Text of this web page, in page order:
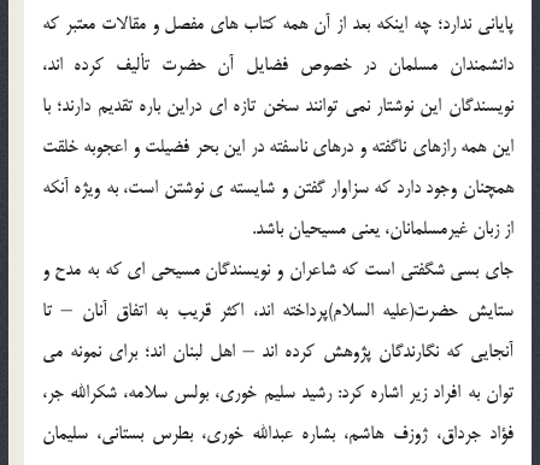
پایانی ندارد؛ چه اینکه بعد از آن همه کتاب های مفصل و مقالات معتبر که
دانشمندان مسلمان در خصوص فضایل آن حضرت تألیف کرده اند،
نویسندگان این نوشتار نمی توانند سخن تازه ای دراین باره تقدیم دارند؛ با
این همه رازهای ناگفته و درهای ناسفته در این بحر فضیلت و اعجوبه خلقت
همچنان وجود دارد که سزاوار گفتن و شایسته ی نوشتن است، به ویژه آنکه
از زبان غیرمسلمانان، یعنی مسیحیان باشد.
جای بسی شگفتی است که شاعران و نویسندگان مسیحی ای که به مدح و
ستایش حضرت(علیه السلام)پرداخته اند، اکثر قریب به اتفاق آنان – تا
آنجایی که نگارندگان پژوهش کرده اند – اهل لبنان اند؛ برای نمونه می
توان به افراد زیر اشاره کرد: رشید سلیم خوری، بولس سلامه، شکرالله جر،
فؤاد جرداق، ژوزف هاشم، بشاره عبدالله خوری، بطرس بستانی، سلیمان